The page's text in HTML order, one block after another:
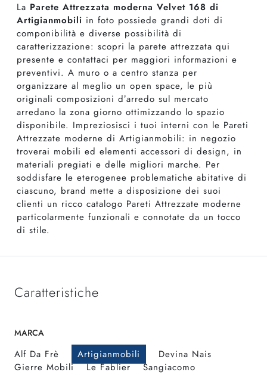
La Parete Attrezzata moderna Velvet 168 di
Artigianmobili in foto possiede grandi doti di
componibilità e diverse possibilità di
caratterizzazione: scopri la parete attrezzata qui
presente e contattaci per maggiori informazioni e
preventivi. A muro o a centro stanza per
organizzare al meglio un open space, le più
originali composizioni d’arredo sul mercato
arredano la zona giorno ottimizzando lo spazio
disponibile. Impreziosisci i tuoi interni con le Pareti
Attrezzate moderne di Artigianmobili: in negozio
troverai mobili ed elementi accessori di design, in
materiali pregiati e delle migliori marche. Per
soddisfare le eterogenee problematiche abitative di
ciascuno, brand mette a disposizione dei suoi
clienti un ricco catalogo Pareti Attrezzate moderne
particolarmente funzionali e connotate da un tocco
di stile.
Caratteristiche
MARCA
Alf Da Frè Artigianmobili
Devina Nais
Gierre Mobili
Le Fablier Sangiacomo